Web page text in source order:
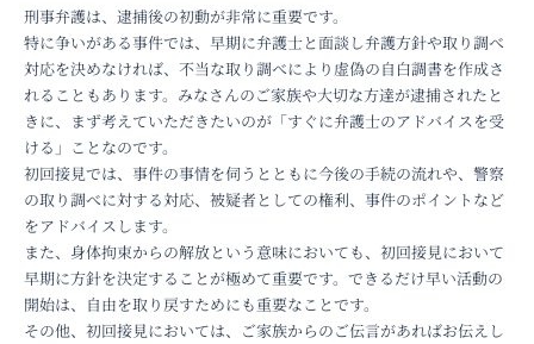
刑事弁護は、逮捕後の初動が非常に重要です。
特に争いがある事件では、早期に弁護士と面談し弁護方針や取り調べ
対応を決めなければ、不当な取り調べにより虚偽の自白調書を作成さ
れることもあります。みなさんのご家族や大切な方達が逮捕されたと
きに、まず考えていただきたいのが「すぐに弁護士のアドバイスを受
ける」ことなのです。
初回接見では、事件の事情を伺うとともに今後の手続の流れや、警察
の取り調べに対する対応、被疑者としての権利、事件のポイントなど
をアドバイスします。
また、身体拘束からの解放という意味においても、初回接見において
早期に方針を決定することが極めて重要です。できるだけ早い活動の
開始は、自由を取り戻すためにも重要なことです。
その他、初回接見においては、ご家族からのご伝言があればお伝えし